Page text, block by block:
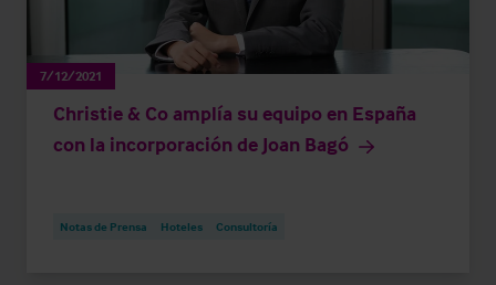
7/12/2021
Christie & Co amplía su equipo en España
con la incorporación de Joan Bagó
Notas de Prensa Hoteles Consultoría